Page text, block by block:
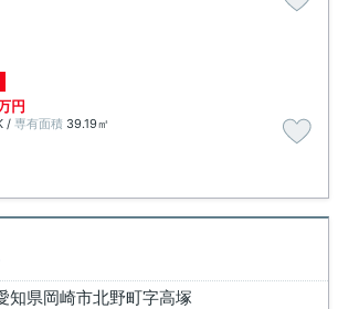
円
/ 専有面積 39.19㎡
知県岡崎市北野町字高塚